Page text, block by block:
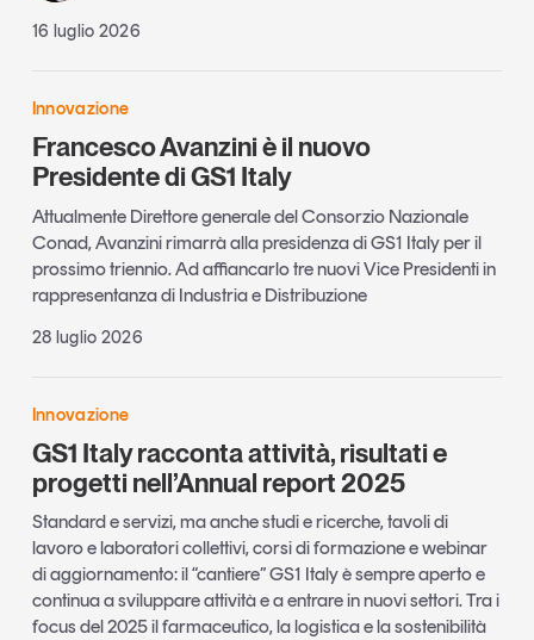
16 luglio 2026
Innovazione
Francesco Avanzini è il nuovo
Presidente di GS1 Italy
Attualmente Direttore generale del Consorzio Nazionale
Conad, Avanzini rimarrà alla presidenza di GS1 Italy per il
prossimo triennio. Ad affiancarlo tre nuovi Vice Presidenti in
rappresentanza di Industria e Distribuzione
28 luglio 2026
Innovazione
GS1 Italy racconta attività, risultati e
progetti nell’Annual report 2025
Standard e servizi, ma anche studi e ricerche, tavoli di
lavoro e laboratori collettivi, corsi di formazione e webinar
di aggiornamento: il “cantiere” GS1 Italy è sempre aperto e
continua a sviluppare attività e a entrare in nuovi settori. Tra i
focus del 2025 il farmaceutico, la logistica e la sostenibilità